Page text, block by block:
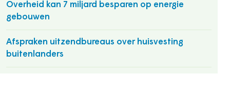
Overheid kan 7 miljard besparen op energie
gebouwen
Afspraken uitzendbureaus over huisvesting
buitenlanders